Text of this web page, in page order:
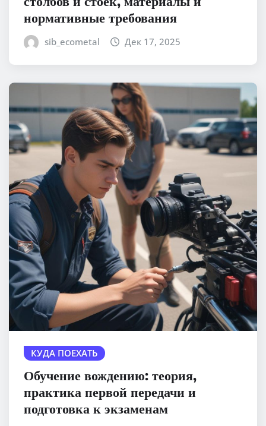
нормативные требования
sib_ecometal Дек 17, 2025
КУДА ПОЕХАТЬ
Обучение вождению: теория,
практика первой передачи и
подготовка к экзаменам